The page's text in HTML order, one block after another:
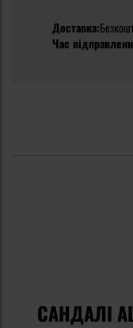
Доставка:
Час
САНДАЛІ